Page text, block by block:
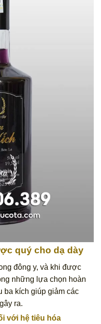
quý cho dạ dày
đông y, và khi được
những lựa chọn hoàn
ba kích giúp giảm các
ra.
với hệ tiêu hóa